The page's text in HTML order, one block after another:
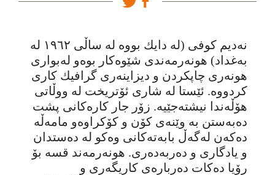
نەدیم کوفی (لە دایك بووە لە ساڵی ١٩٦٢ لە
بەغداد) هونەرمەندی شێوەکار بوەو لەبواری
هونەری چاپکردن و دیزاینەری گرافیك کاری
کردووە. ئێستا لە شاری ئۆتریخت لە ووڵاتی
هۆڵەندا نیشتەجێیە. زۆر جار کارەکانی پشت
دەبەستن بە وێنەی کۆن و کۆکراوەو مامەڵە
دەکەن لەگەڵ بابەتەکانی وەکو لە دەستدان
و یادگاری و دەربەدەری. هونەرمەند قسە بۆ
رۆیا دەکات دەربارەی کاریگەری و